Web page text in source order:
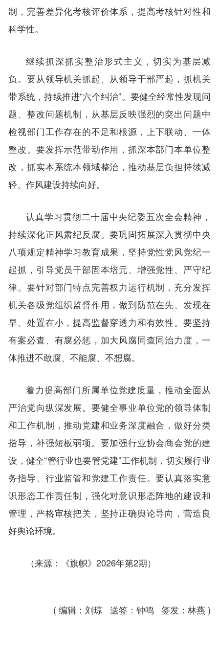
制，完善差异化考核评价体系，提高考核针对性和
科学性。
继续抓深抓实整治形式主义，切实为基层减
负。要从领导机关抓起、从领导干部严起，抓机关
带系统，持续推进“六个纠治”。要健全经常性发现问
题、整改问题机制，从基层反映强烈的突出问题中
检视部门工作存在的不足和根源，上下联动、一体
整改。要发挥示范带动作用，抓深本部门本单位整
改，抓实本系统本领域整治，推动基层负担持续减
轻、作风建设持续向好。
认真学习贯彻二十届中央纪委五次全会精神，
持续深化正风肃纪反腐。要巩固拓展深入贯彻中央
八项规定精神学习教育成果，坚持党性党风党纪一
起抓，引导党员干部固本培元、增强党性、严守纪
律。要针对部门特点完善权力运行机制，充分发挥
机关各级党组织监督作用，做到防范在先、发现在
早、处置在小，提高监督穿透力和有效性。要坚持
有案必查、有腐必惩，加大风腐同查同治力度，一
体推进不敢腐、不能腐、不想腐。
着力提高部门所属单位党建质量，推动全面从
严治党向纵深发展。要健全事业单位党的领导体制
和工作机制，推动党建和业务深度融合，做好分类
指导，补强短板弱项。要加强行业协会商会党的建
设，健全“管行业也要管党建”工作机制，切实履行业
务指导、行业监管和党建工作责任。要认真落实意
识形态工作责任制，强化对意识形态阵地的建设和
管理，严格审核把关，坚持正确舆论导向，营造良
好舆论环境。
（来源：《旗帜》2026年第2期）
( 编辑：刘琼 送签：钟鸣 签发：林燕 )